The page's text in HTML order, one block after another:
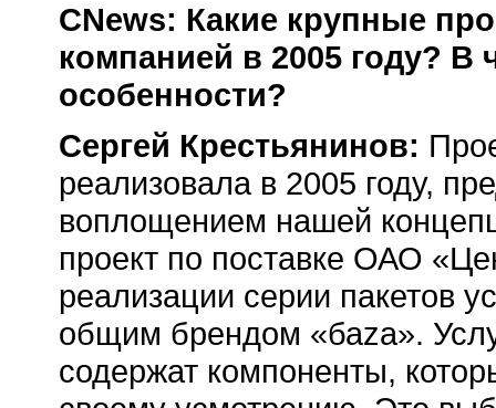
CNews: Какие крупные
компанией в 2005 году?
особенности?
Сергей Крестьянинов:
реализовала в 2005 году,
воплощением нашей
проект по поставке ОАО
реализации серии пакетов
общим брендом «баzа».
содержат компоненты,